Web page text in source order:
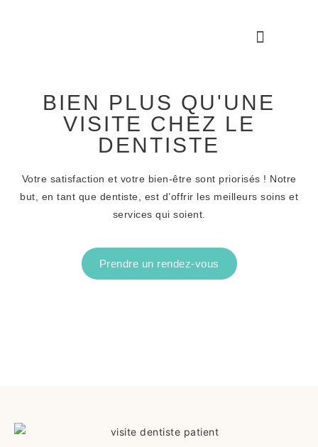
BIEN PLUS QU'UNE
VISITE CHEZ LE
DENTISTE
Votre satisfaction et votre bien-être sont priorisés ! Notre
but, en tant que dentiste, est d’offrir les meilleurs soins et
services qui soient.
Prendre un rendez-vous